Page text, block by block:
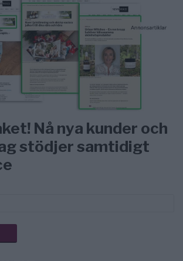
Nå nya kunder och
stödjer samtidigt